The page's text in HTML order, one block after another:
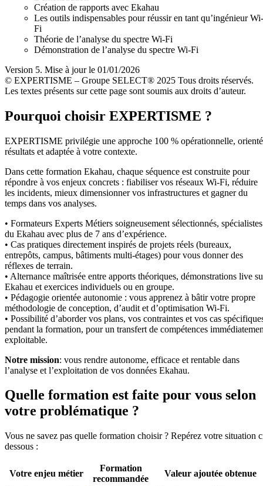
Création de rapports avec Ekahau
Les outils indispensables pour réussir en tant qu’ingénieur Wi-
Fi
Théorie de l’analyse du spectre Wi-Fi
Démonstration de l’analyse du spectre Wi-Fi
Version 5. Mise à jour le 01/01/2026
© EXPERTISME – Groupe SELECT® 2025 Tous droits réservés.
Les textes présents sur cette page sont soumis aux droits d’auteur.
Pourquoi choisir EXPERTISME ?
EXPERTISME privilégie une approche 100 % opérationnelle,
résultats et adaptée à votre contexte.
Dans cette formation Ekahau, chaque séquence est construite pour
répondre à vos enjeux concrets : fiabiliser vos réseaux Wi-Fi, réduire
les incidents, mieux dimensionner vos infrastructures et gagner du
temps dans vos analyses.
• Formateurs Experts Métiers soigneusement sélectionnés, spécialistes
du Ekahau avec plus de 7 ans d’expérience.
• Cas pratiques directement inspirés de projets réels (bureaux,
entrepôts, campus, bâtiments multi-étages) pour vous donner des
réflexes de terrain.
• Alternance maîtrisée entre apports théoriques, démonstrations live
Ekahau et exercices individuels ou en groupe.
• Pédagogie orientée autonomie : vous apprenez à bâtir votre propre
méthodologie de conception, d’audit et d’optimisation Wi-Fi.
• Possibilité d’aborder vos plans, vos contraintes et vos cas
pendant la formation, pour un transfert de compétences
exploitable.
Notre mission: vous rendre autonome, efficace et rentable dans
l’analyse et l’exploitation de vos données Ekahau.
Quelle formation est faite pour vous selon
votre problématique ?
Vous ne savez pas quelle formation choisir ? Repérez votre situation
dessous :
Votre enjeu métier
Formation
recommandée
Valeur ajoutée obtenue